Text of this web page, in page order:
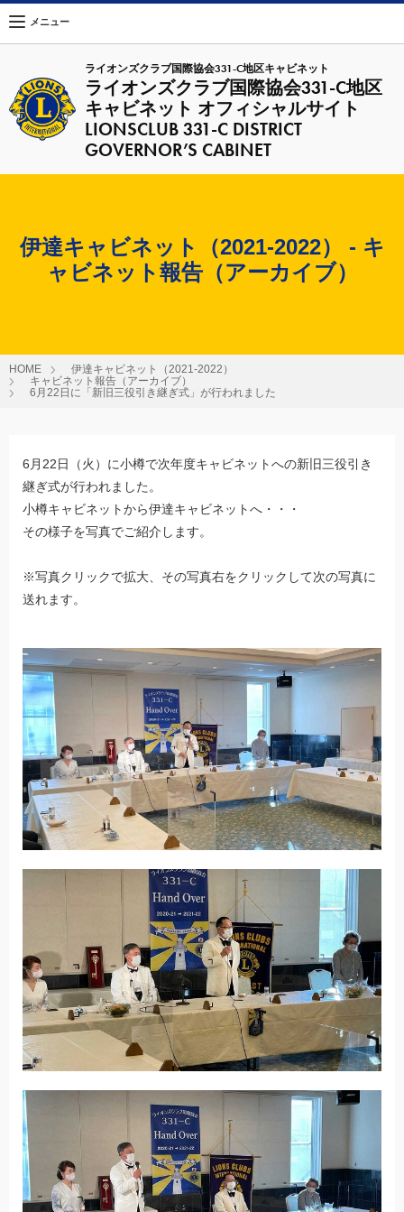
ライオンズクラブ国際協会331-C地区キャビネット
ライオンズクラブ国際協会331-C地区
キャビネット オフィシャルサイト
LIONSCLUB 331-C DISTRICT
GOVERNOR’S CABINET
メニュー
伊達キャビネット（2021-2022） - キ
ャビネット報告（アーカイブ）
HOME
伊達キャビネット（2021-2022）
キャビネット報告（アーカイブ）
6月22日に「新旧三役引き継ぎ式」が行われました
6月22日（火）に小樽で次年度キャビネットへの新旧三役引き
継ぎ式が行われました。
小樽キャビネットから伊達キャビネットへ・・・
その様子を写真でご紹介します。
※写真クリックで拡大、その写真右をクリックして次の写真に
送れます。